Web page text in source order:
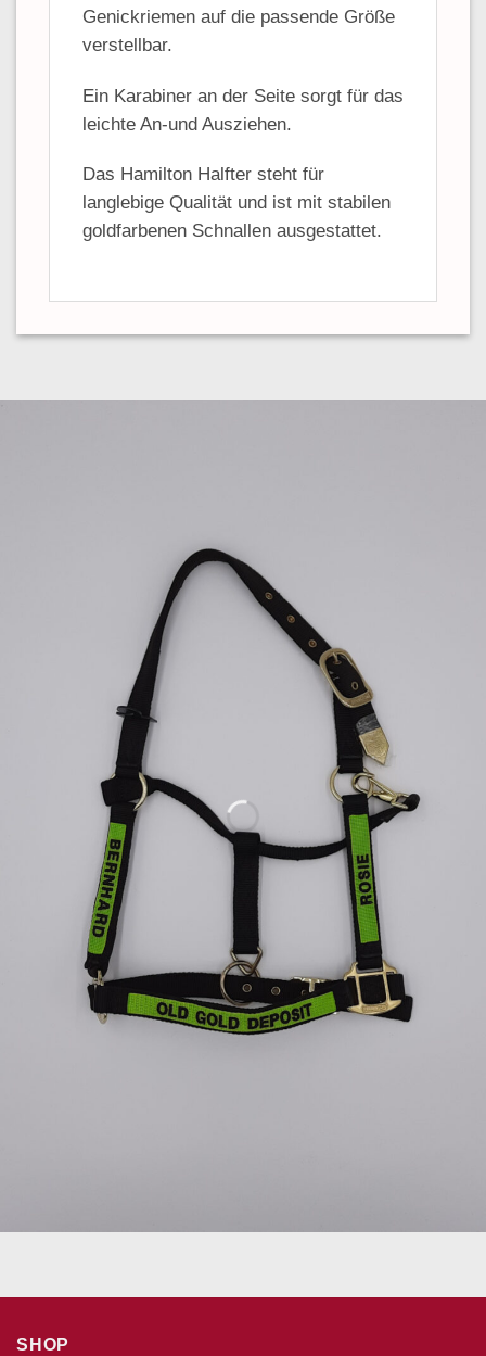
Genickriemen auf die passende Größe
verstellbar.
Ein Karabiner an der Seite sorgt für das
leichte An-und Ausziehen.
Das Hamilton Halfter steht für
langlebige Qualität und ist mit stabilen
goldfarbenen Schnallen ausgestattet.
SHOP